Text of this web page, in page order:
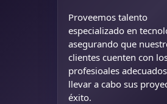
Proveemos talento
especializado en
asegurando que
clientes cuenten con
profesioales
llevar a cabo sus
éxito.